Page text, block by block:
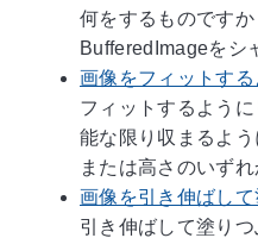
何をするものです
BufferedImageを
画像をフィットす
フィットするよう
能な限り収まるよ
または高さのいず
画像を引き伸ばし
引き伸ばして塗り